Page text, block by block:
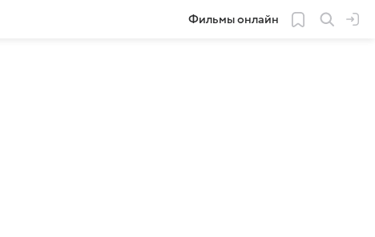
Фильмы онлайн